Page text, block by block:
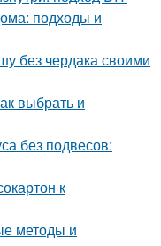
подходы и
без чердака своими
выбрать и
без подвесов:
к
методы и